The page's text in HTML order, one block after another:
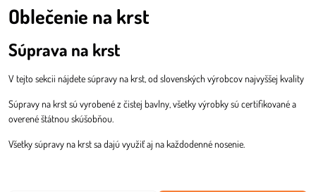
Oblečenie na krst
Súprava na krst
V tejto sekcii nájdete súpravy na krst, od slovenských výrobcov najvyššej kvality
Súpravy na krst sú vyrobené z čistej bavlny, všetky výrobky sú certifikované a
overené štátnou skúšobňou.
Všetky súpravy na krst sa dajú využiť aj na každodenné nosenie.